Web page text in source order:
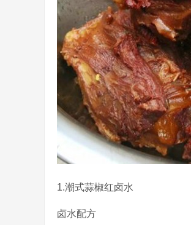
1.潮式蒜椒红卤水
卤水配方